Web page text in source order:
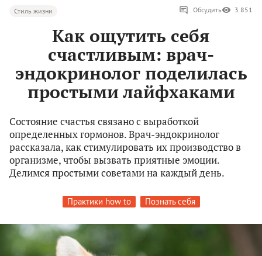
Стиль жизни Обсудить 3 851
Как ощутить себя
счастливым: врач-
эндокринолог поделилась
простыми лайфхаками
Состояние счастья связано с выработкой
определенных гормонов. Врач-эндокринолог
рассказала, как стимулировать их производство в
организме, чтобы вызвать приятные эмоции.
Делимся простыми советами на каждый день.
Практики how to Познать себя